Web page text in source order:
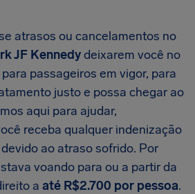
atrasos ou cancelamentos no
JF Kennedydeixarem você no
passageiros em vigor, para
justo e possa chegar ao
aqui para ajudar,
receba qualquer indenização
ao atraso sofrido. Por
voando para ou a partir da
a até R$2.700 por pessoa.